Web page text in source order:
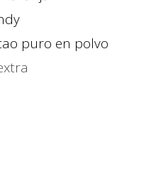
puro en polvo